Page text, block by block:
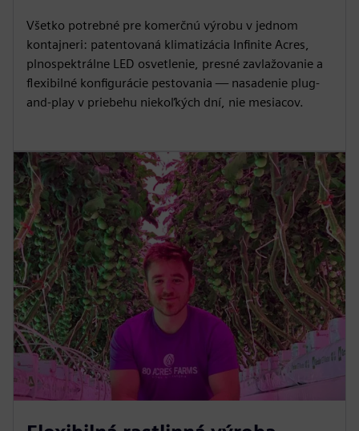
Všetko potrebné pre komerčnú výrobu v jednom
kontajneri: patentovaná klimatizácia Infinite Acres,
plnospektrálne LED osvetlenie, presné zavlažovanie a
flexibilné konfigurácie pestovania — nasadenie plug-
and-play v priebehu niekoľkých dní, nie mesiacov.